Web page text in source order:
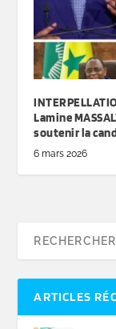
Lamine
soutenir la
6 mars 2026
ARTICLES